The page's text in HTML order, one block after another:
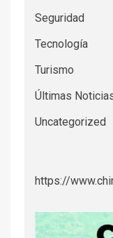
Seguridad
Tecnología
Turismo
Últimas
Uncategorized
https://